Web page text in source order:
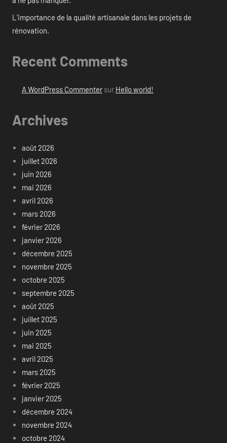
L’importance de la qualité artisanale dans les projets de
rénovation.
Recent Comments
A WordPress Commentersur Hello world!
Archives
août 2026
juillet 2026
juin 2026
mai 2026
avril 2026
mars 2026
février 2026
janvier 2026
décembre 2025
novembre 2025
octobre 2025
septembre 2025
août 2025
juillet 2025
juin 2025
mai 2025
avril 2025
mars 2025
février 2025
janvier 2025
décembre 2024
novembre 2024
octobre 2024